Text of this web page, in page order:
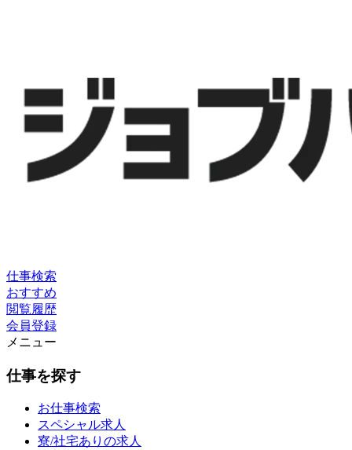
仕事検索
おすすめ
閲覧履歴
会員登録
メニュー
仕事を探す
お仕事検索
スペシャル求人
寮/社宅ありの求人